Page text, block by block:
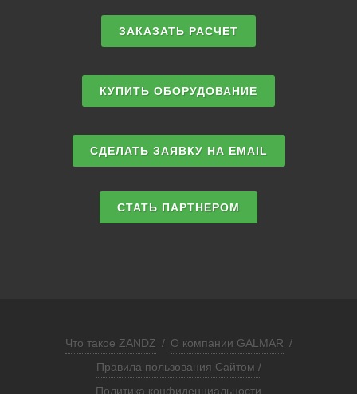
ЗАКАЗАТЬ РАСЧЕТ
КУПИТЬ ОБОРУДОВАНИЕ
СДЕЛАТЬ ЗАЯВКУ НА EMAIL
СТАТЬ ПАРТНЕРОМ
Что такое ZANDZ / О компании GALMAR /
Правила пользования Сайтом /
Политика конфиденциальности